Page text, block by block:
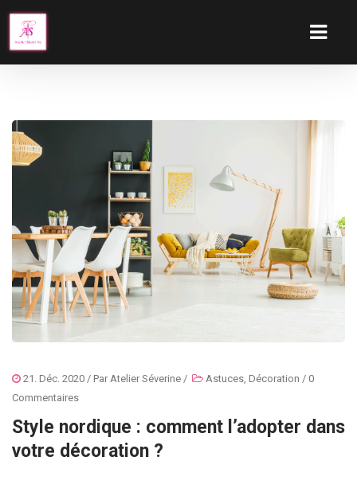
21. Déc. 2020 / Par Atelier Séverine / Astuces Décoration / 0
Commentaires
Style nordique : comment l’adopter dans
votre décoration ?